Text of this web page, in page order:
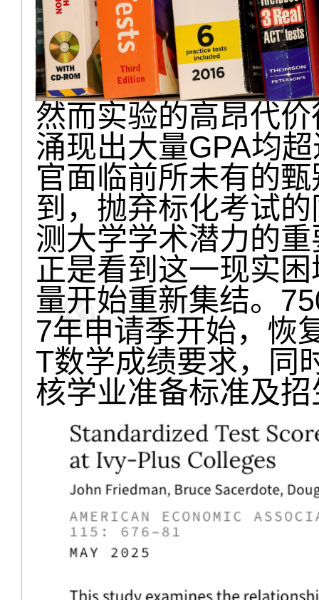
然而实验的高昂代
涌现出大量GPA均
官面临前所未有的
到，抛弃标化考试
测大学学术潜力的
正是看到这一现实
量开始重新集结。
7年申请季开始，恢
T数学成绩要求，同
核学业准备标准及